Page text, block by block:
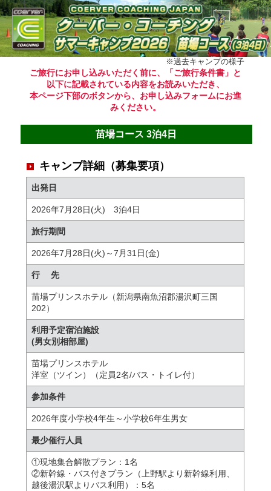
※過去キャンプの様子
ご旅行にお申し込みいただく前に、「ご旅行条件書」と
以下に記載されている内容をお読みいただき、
本ページ下部のボタンから、お申し込みフォームにお進
みください。
苗場コース 3泊4日
キャンプ詳細（募集要項）
出発日
2026年7月28日(火) 3泊4日
旅行期間
2026年7月28日(火)～7月31日(金)
行 先
苗場プリンスホテル（新潟県南魚沼郡湯沢町三国
202）
利用予定宿泊施設
(男女別相部屋)
苗場プリンスホテル
洋室（ツイン）（定員2名/バス・トイレ付）
参加条件
2026年度小学校4年生～小学校6年生男女
最少催行人員
①現地集合解散プラン：1名
②新幹線・バス付きプラン（上野駅より新幹線利用、
越後湯沢駅よりバス利用）：5名